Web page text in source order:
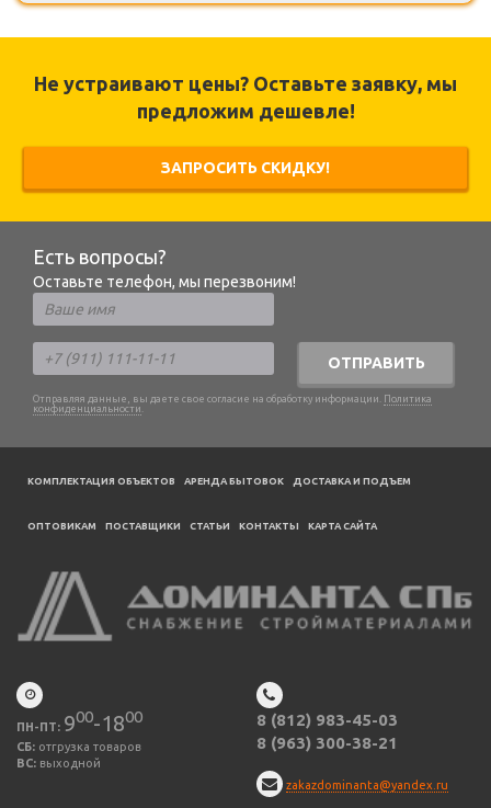
Не устраивают цены? Оставьте заявку, мы
предложим дешевле!
ЗАПРОСИТЬ СКИДКУ!
Есть вопросы?
Оставьте телефон, мы перезвоним!
ОТПРАВИТЬ
Отправляя данные, вы даете свое согласие на обработку информации. Политика
конфиденциальности .
КОМПЛЕКТАЦИЯ ОБЪЕКТОВ АРЕНДА БЫТОВОК ДОСТАВКА И ПОДЪЕМ
ОПТОВИКАМ ПОСТАВЩИКИ CТАТЬИ КОНТАКТЫ КАРТА САЙТА
ПН-ПТ: 900-1800
СБ: отгрузка товаров
ВС: выходной
8 (812) 983-45-03
8 (963) 300-38-21
zakazdominanta@yandex.ru